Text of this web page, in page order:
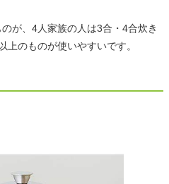
が、4人家族の人は3合・4合炊き
のものが使いやすいです。